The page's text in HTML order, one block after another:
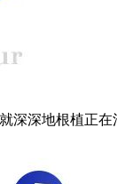
深深地根植正